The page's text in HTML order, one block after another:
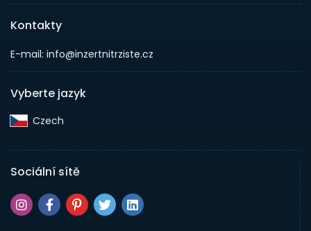
Kontakty
E-mail: info@inzertnitrziste.cz
Vyberte jazyk
Czech‎
Sociální sítě